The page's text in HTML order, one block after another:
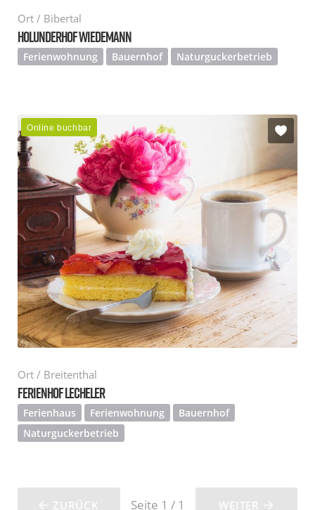
Ort / Bibertal
HOLUNDERHOF WIEDEMANN
Ferienwohnung Bauernhof Naturguckerbetrieb
Online buchbar
Ort / Breitenthal
FERIENHOF LECHELER
Ferienhaus Ferienwohnung
Bauernhof
Naturguckerbetrieb
ZURÜCK Seite 1 / 1 WEITER